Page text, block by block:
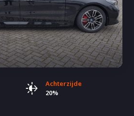
Achterzijde
20%